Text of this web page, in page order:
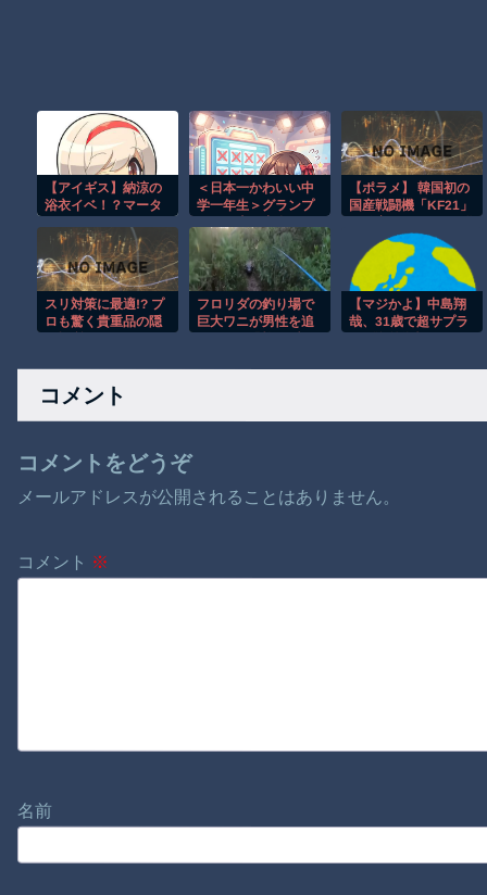
【アイギス】納涼の
浴衣イベ！？マータ
ナーが来る模
様！！！
＜日本一かわいい中
学一年生＞グランプ
の花さん 準グランプ
リは徳島県出身・つ
むぎさん
【ポラメ】 韓国初の
国産戦闘機「KF21」
スリ対策に最適!? プ
ロも驚く貴重品の隠
フロリダの釣り場で
巨大ワニが男性を追
【マジかよ】中島翔
哉、31歳で超サプラ
コメント
コメントをどうぞ
メールアドレスが公開されることはありません。
コメント ※
名前